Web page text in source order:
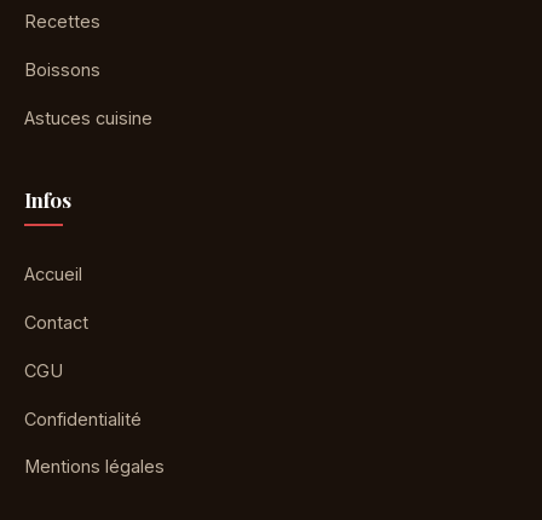
Recettes
Boissons
Astuces cuisine
Infos
Accueil
Contact
CGU
Confidentialité
Mentions légales